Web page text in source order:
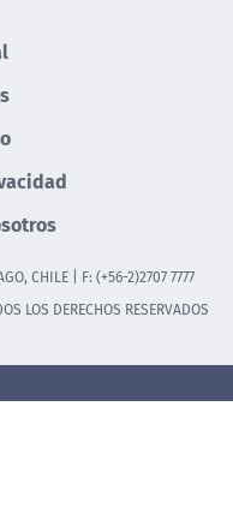
CHILE | F: (+56-2)2707 7777
LOS DERECHOS RESERVADOS